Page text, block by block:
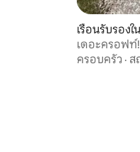
เรือนรับรอง
เดอะครอฟท์!
ครอบครัว · ส